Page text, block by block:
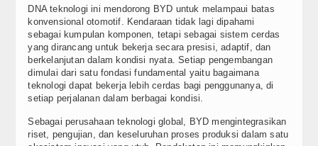
DNA teknologi ini mendorong BYD untuk melampaui batas
konvensional otomotif. Kendaraan tidak lagi dipahami
sebagai kumpulan komponen, tetapi sebagai sistem cerdas
yang dirancang untuk bekerja secara presisi, adaptif, dan
berkelanjutan dalam kondisi nyata. Setiap pengembangan
dimulai dari satu fondasi fundamental yaitu bagaimana
teknologi dapat bekerja lebih cerdas bagi penggunanya, di
setiap perjalanan dalam berbagai kondisi.
Sebagai perusahaan teknologi global, BYD mengintegrasikan
riset, pengujian, dan keseluruhan proses produksi dalam satu